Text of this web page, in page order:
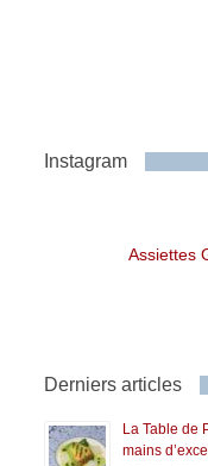
Instagram
Assiettes
Derniers articles
La Table de
mains